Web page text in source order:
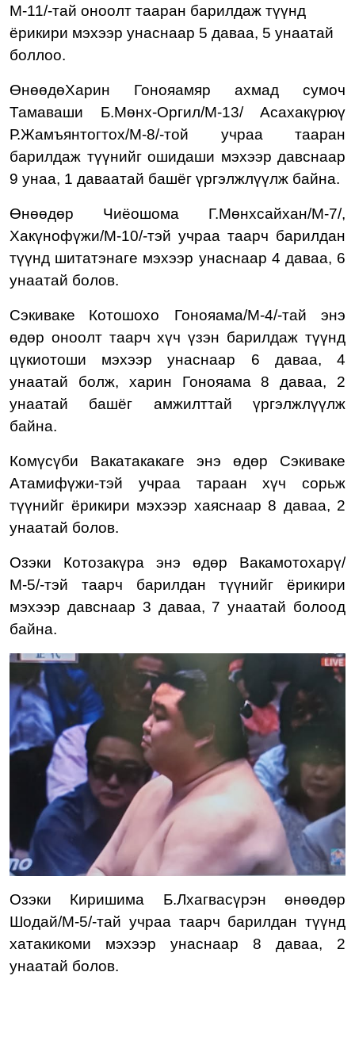
М-11/-тай оноолт тааран барилдаж түүнд
ёрикири мэхээр унаснаар 5 даваа, 5 унаатай
боллоо.
ӨнөөдөХарин Гонояамяр ахмад сумоч
Тамаваши Б.Мөнх-Оргил/М-13/ Асахакүрюү
Р.Жамъянтогтох/М-8/-той учраа тааран
барилдаж түүнийг ошидаши мэхээр давснаар
9 унаа, 1 даваатай башёг үргэлжлүүлж байна.
Өнөөдөр Чиёошома Г.Мөнхсайхан/М-7/,
Хакүнофүжи/М-10/-тэй учраа таарч барилдан
түүнд шитатэнаге мэхээр унаснаар 4 даваа, 6
унаатай болов.
Сэкиваке
Котошохо Гонояама/М-4/-тай энэ
өдөр оноолт таарч хүч үзэн барилдаж түүнд
цүкиотоши мэхээр унаснаар 6 даваа, 4
унаатай болж, харин Гонояама 8 даваа, 2
унаатай башёг амжилттай үргэлжлүүлж
байна.
Комүсүби Вакатакакаге энэ өдөр Сэкиваке
Атамифүжи-тэй учраа тараан хүч сорьж
түүнийг ёрикири мэхээр хаяснаар 8 даваа, 2
унаатай болов.
Озэки Котозакүра энэ өдөр Вакамотохарү/
М-5/-тэй таарч барилдан түүнийг ёрикири
мэхээр давснаар 3 даваа, 7 унаатай болоод
байна.
Озэки Киришима Б.Лхагвасүрэн өнөөдөр
Шодай/М-5/-тай учраа таарч барилдан түүнд
хатакикоми мэхээр унаснаар 8 даваа, 2
унаатай болов.